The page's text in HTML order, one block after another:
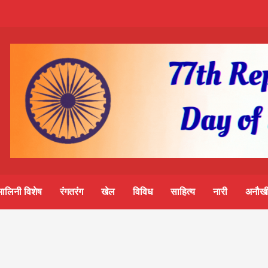
विशेष रंगतरंग खेल विविध साहित्य नारी